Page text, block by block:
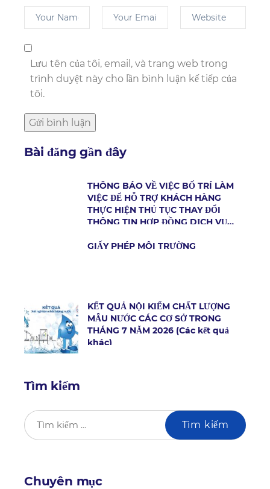
Lưu tên của tôi, email, và trang web trong
trình duyệt này cho lần bình luận kế tiếp của
tôi.
Bài đăng gần đây
THÔNG BÁO VỀ VIỆC BỐ TRÍ LÀM
VIỆC ĐỂ HỖ TRỢ KHÁCH HÀNG
THỰC HIỆN THỦ TỤC THAY ĐỔI
THÔNG TIN HỢP ĐỒNG DỊCH VỤ
GIẤY PHÉP MÔI TRƯỜNG
KẾT QUẢ NỘI KIỂM CHẤT LƯỢNG
MẪU NƯỚC CÁC CƠ SỞ TRONG
THÁNG 7 NĂM 2026 (Các kết quả
khác)
Tìm kiếm
Chuyên mục